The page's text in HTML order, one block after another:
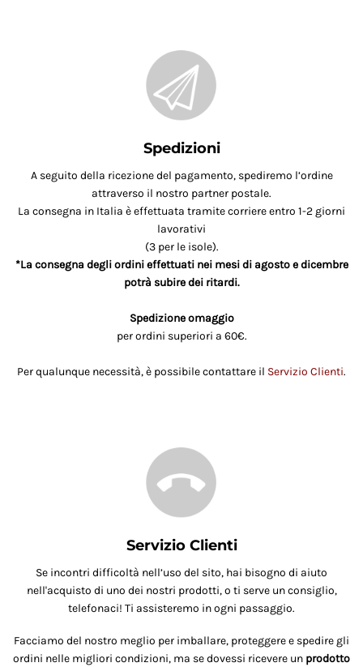
Spedizioni
A seguito della ricezione del pagamento, spediremo l’ordine
attraverso il nostro partner postale.
La consegna in Italia è effettuata tramite corriere entro 1-2 giorni
lavorativi
(3 per le isole).
*La consegna degli ordini effettuati nei mesi di agosto e dicembre
potrà subire dei ritardi.
Spedizione omaggio
per ordini superiori a 60€.
Per qualunque necessità, è possibile contattare il Servizio Clienti.
Servizio Clienti
Se incontri difficoltà nell’uso del sito, hai bisogno di aiuto
nell'acquisto di uno dei nostri prodotti, o ti serve un consiglio,
telefonaci! Ti assisteremo in ogni passaggio.
Facciamo del nostro meglio per imballare, proteggere e spedire gli
ordini nelle migliori condizioni, ma se dovessi ricevere un prodotto